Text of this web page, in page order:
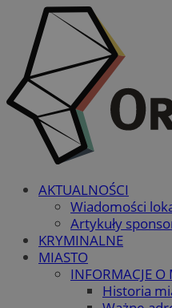
AKTUALNOŚCI
Wiadomości
Artykuły
KRYMINALNE
MIASTO
INFORMACJE O
Historia